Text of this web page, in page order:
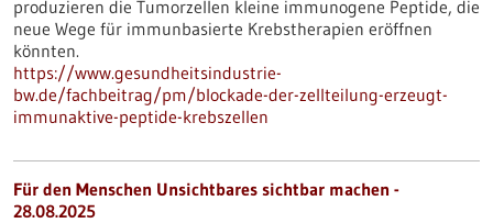
produzieren die Tumorzellen kleine immunogene Peptide, die
neue Wege für immunbasierte Krebstherapien eröffnen
könnten.
https://www.gesundheitsindustrie-
bw.de/fachbeitrag/pm/blockade-der-zellteilung-erzeugt-
immunaktive-peptide-krebszellen
Für den Menschen Unsichtbares sichtbar machen -
28.08.2025